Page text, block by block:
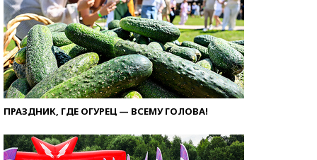
ПРАЗДНИК, ГДЕ ОГУРЕЦ — ВСЕМУ ГОЛОВА!